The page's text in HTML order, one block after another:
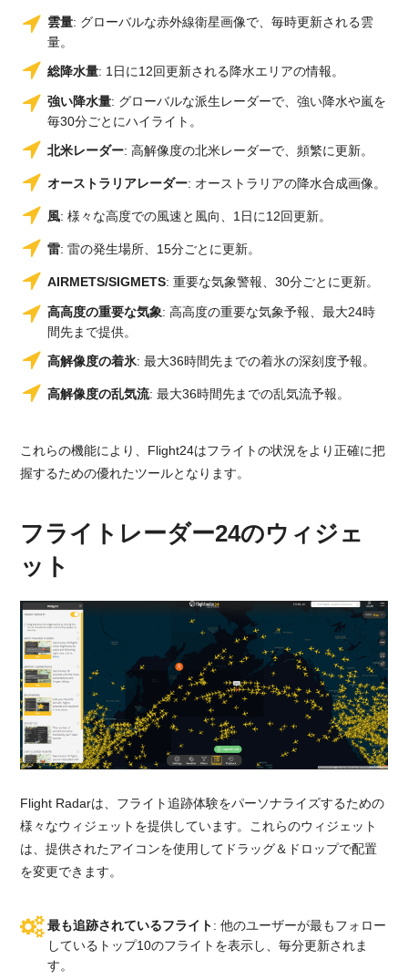
雲量: グローバルな赤外線衛星画像で、毎時更新される雲
量。
総降水量: 1日に12回更新される降水エリアの情報。
強い降水量: グローバルな派生レーダーで、強い降水や嵐を
毎30分ごとにハイライト。
北米レーダー: 高解像度の北米レーダーで、頻繁に更新。
オーストラリアレーダー: オーストラリアの降水合成画像。
風: 様々な高度での風速と風向、1日に12回更新。
雷: 雷の発生場所、15分ごとに更新。
AIRMETS/SIGMETS: 重要な気象警報、30分ごとに更新。
高高度の重要な気象: 高高度の重要な気象予報、最大24時
間先まで提供。
高解像度の着氷: 最大36時間先までの着氷の深刻度予報。
高解像度の乱気流: 最大36時間先までの乱気流予報。
これらの機能により、Flight24はフライトの状況をより正確に把
握するための優れたツールとなります。
フライトレーダー24のウィジェ
ット
Flight Radarは、フライト追跡体験をパーソナライズするための
様々なウィジェットを提供しています。これらのウィジェット
は、提供されたアイコンを使用してドラッグ＆ドロップで配置
を変更できます。
最も追跡されているフライト: 他のユーザーが最もフォロー
しているトップ10のフライトを表示し、毎分更新されま
す。